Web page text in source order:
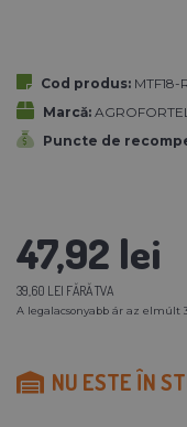
Cod produs: MTF18-
Marcă: AGROFORTEL
Puncte de
47,92 lei
39,60 LEI FĂRĂ TVA
A legalacsonyabb ár az elmúlt
NU ESTE ÎN